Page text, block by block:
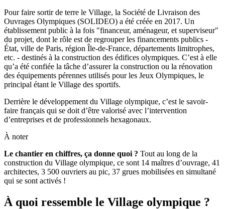
Pour faire sortir de terre le Village, la Société de Livraison des
Ouvrages Olympiques (SOLIDEO) a été créée en 2017. Un
établissement public à la fois "financeur, aménageur, et superviseur"
du projet, dont le rôle est de regrouper les financements publics -
État, ville de Paris, région Île-de-France, départements limitrophes,
etc. - destinés à la construction des édifices olympiques. C’est à elle
qu’a été confiée la tâche d’assurer la construction ou la rénovation
des équipements pérennes utilisés pour les Jeux Olympiques, le
principal étant le Village des sportifs.
Derrière le développement du Village olympique, c’est le savoir-
faire français qui se doit d’être valorisé avec l’intervention
d’entreprises et de professionnels hexagonaux.
À noter
Le chantier en chiffres, ça donne quoi ? Tout au long de la
construction du Village olympique, ce sont 14 maîtres d’ouvrage, 41
architectes, 3 500 ouvriers au pic, 37 grues mobilisées en simultané
qui se sont activés !
À quoi ressemble le Village olympique ?